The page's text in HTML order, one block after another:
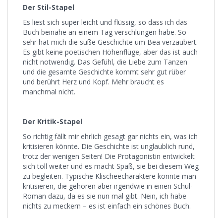
Der Stil-Stapel
Es liest sich super leicht und flüssig, so dass ich das
Buch beinahe an einem Tag verschlungen habe. So
sehr hat mich die süße Geschichte um Bea verzaubert.
Es gibt keine poetischen Höhenflüge, aber das ist auch
nicht notwendig. Das Gefühl, die Liebe zum Tanzen
und die gesamte Geschichte kommt sehr gut rüber
und berührt Herz und Kopf. Mehr braucht es
manchmal nicht.
Der Kritik-Stapel
So richtig fällt mir ehrlich gesagt gar nichts ein, was ich
kritisieren könnte. Die Geschichte ist unglaublich rund,
trotz der wenigen Seiten! Die Protagonistin entwickelt
sich toll weiter und es macht Spaß, sie bei diesem Weg
zu begleiten. Typische Klischeecharaktere könnte man
kritisieren, die gehören aber irgendwie in einen Schul-
Roman dazu, da es sie nun mal gibt. Nein, ich habe
nichts zu meckern – es ist einfach ein schönes Buch.